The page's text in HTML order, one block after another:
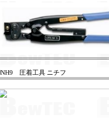
NH9 圧着工具 ニチフ